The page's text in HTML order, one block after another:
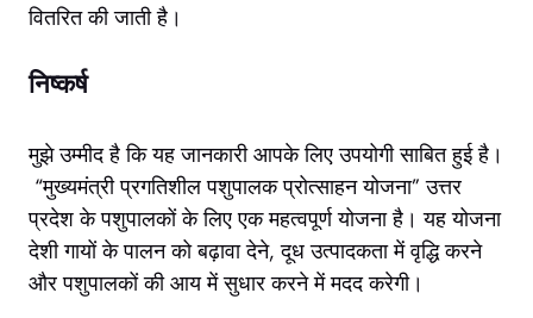
वितरित की जाती है।
निष्कर्ष
मुझे उम्मीद है कि यह जानकारी आपके लिए उपयोगी साबित हुई है।
“मुख्यमंत्री प्रगतिशील पशुपालक प्रोत्साहन योजना” उत्तर
प्रदेश के पशुपालकों के लिए एक महत्वपूर्ण योजना है। यह योजना
देशी गायों के पालन को बढ़ावा देने, दूध उत्पादकता में वृद्धि करने
और पशुपालकों की आय में सुधार करने में मदद करेगी।